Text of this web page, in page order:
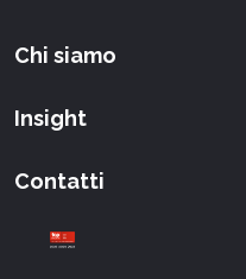
Chi siamo
Insight
Contatti